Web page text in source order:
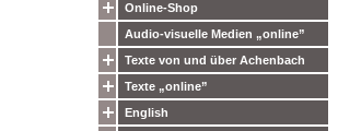
Online-Shop
Audio-visuelle Medien „online”
Texte von und über Achenbach
Texte „online”
English